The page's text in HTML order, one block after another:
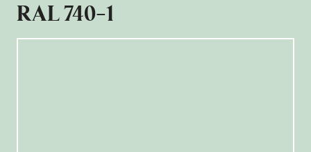
RAL 740-1